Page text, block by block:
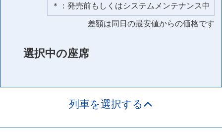
＊：発売前もしくはシステムメンテナンス中
差額は同日の最安値からの価格です
選択中の座席
列車を選択する